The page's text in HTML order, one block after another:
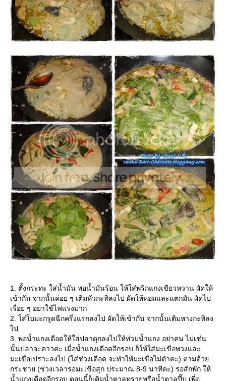
1. ตั้งกระทะ ใส่น้ำมัน พอน้ำมันร้อน ให้ใส่พริกแกงเขียวหวาน ผัดให้
เข้ากัน จากนั้นค่อย ๆ เติมหัวกะทิลงไป ผัดให้หอมและแตกมัน ผัดไป
เรื่อย ๆ อย่าใช้ไฟแรงมาก
2. ใส่ใบมะกรูดฉีกครึ่งแรกลงไป ผัดให้เข้ากัน จากนั้นเติมหางกะทิลง
ไป
3. พอน้ำแกงเดือดให้ใส่ปลาดุกลงไปให้ท่วมน้ำแกง อย่าคน ไม่เช่น
นั้นปลาจะคาวคะ เมื่อน้ำแกงเดือดอีกรอบ ก็ให้ใส่มะเขือพวงและ
มะเขือเปราะลงไป (ใส่ช่วงเดือด จะทำให้มะเขือไม่ดำคะ) ตามด้ว
กระชาย (ช่วงเวลารอมะเขือสุก ประมาณ 8-9 นาทีคะ) รอสักพัก ให้
น้ำแกงเดือดอีกรอบ ตอนนี้ก็เติมน้ำตาลทรายหรือน้ำตาลปี๊บ เพื่อ